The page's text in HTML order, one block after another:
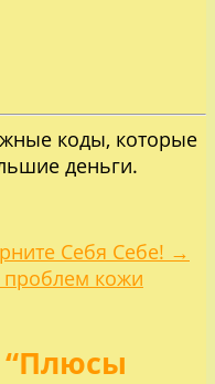
коды, которые
деньги.
Себя Себе! →
проблем кожи